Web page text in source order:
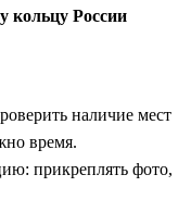
Сергиева Лавра,
уникального
святых источников.
Великий,
Неро. Этот город
кольцу России
наличие мест
время.
прикреплять фото,